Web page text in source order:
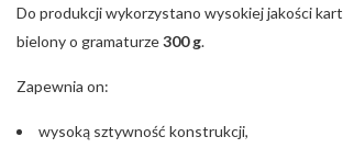
Do produkcji wykorzystano wysokiej jakości
bielony o gramaturze300 g.
Zapewnia on:
wysoką sztywność konstrukcji,